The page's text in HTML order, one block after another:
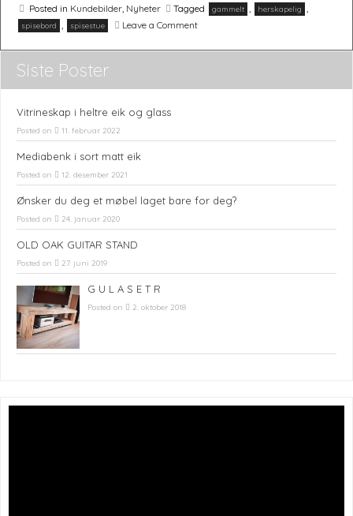
Posted in Kundebilder Nyheter Tagged gammelt herskapelig
spisebord spisestue Leave a Commenton
Siste Poster
Vitrineskap i heltre eik og glass
Posted on 11. februar 2022
Mediabenk i sort matt eik
Posted on 12. desember 2021
Ønsker du deg et møbel laget bare for deg?
Posted on 24. januar 2020
OLD OAK GUITAR STAND
Posted on 27. juni 2019
G U L A S E T R
Posted on 2. oktober 2018